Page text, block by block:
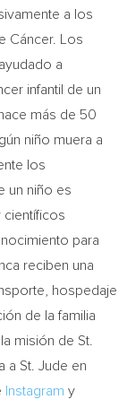
a los
Cáncer. Los
a
infantil de un
más de 50
niño muera a
los
un niño es
científicos
para
reciben una
hospedaje
de la familia
misión de St.
a St. Jude en
Instagram y